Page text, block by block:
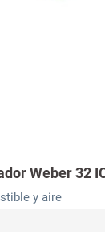
Weber 32
y aire